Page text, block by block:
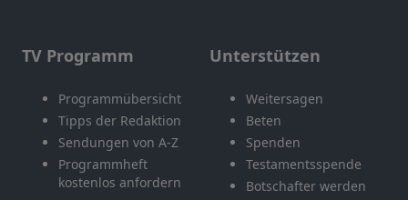
TV Programm
Programmübersicht
Tipps der Redaktion
Sendungen von A-Z
Programmheft
kostenlos anfordern
Unterstützen
Weitersagen
Beten
Spenden
Testamentsspende
Botschafter werden